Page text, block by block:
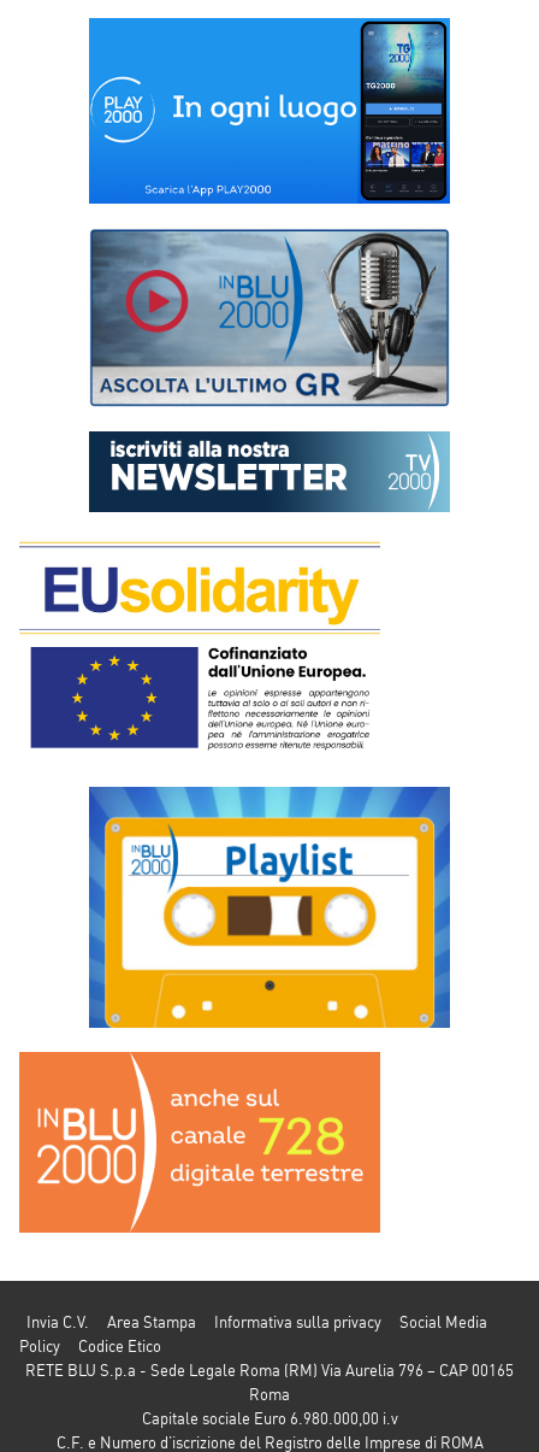
Invia C.V. Area Stampa Informativa sulla privacy
Social Media
Policy
Codice Etico
RETE BLU S.p.a - Sede Legale Roma (RM) Via Aurelia 796 – CAP 00165
Roma
Capitale sociale Euro 6.980.000,00 i.v
C.F. e Numero d’iscrizione del Registro delle Imprese di ROMA